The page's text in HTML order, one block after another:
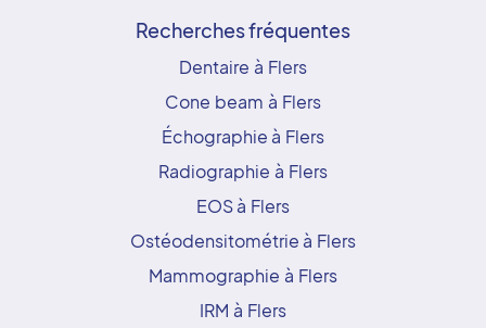
Recherches fréquentes
Dentaire à Flers
Cone beam à Flers
Échographie à Flers
Radiographie à Flers
EOS à Flers
Ostéodensitométrie à Flers
Mammographie à Flers
IRM à Flers